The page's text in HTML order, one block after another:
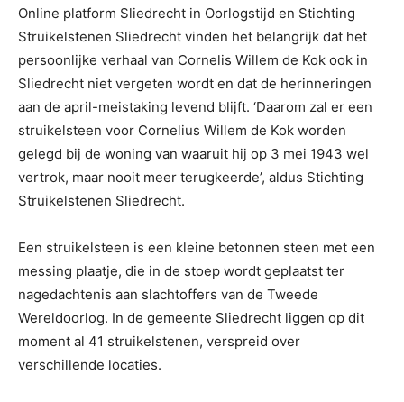
Online platform Sliedrecht in Oorlogstijd en Stichting
Struikelstenen Sliedrecht vinden het belangrijk dat het
persoonlijke verhaal van Cornelis Willem de Kok ook in
Sliedrecht niet vergeten wordt en dat de herinneringen
aan de april-meistaking levend blijft. ‘Daarom zal er een
struikelsteen voor Cornelius Willem de Kok worden
gelegd bij de woning van waaruit hij op 3 mei 1943 wel
vertrok, maar nooit meer terugkeerde’, aldus Stichting
Struikelstenen Sliedrecht.
Een struikelsteen is een kleine betonnen steen met een
messing plaatje, die in de stoep wordt geplaatst ter
nagedachtenis aan slachtoffers van de Tweede
Wereldoorlog. In de gemeente Sliedrecht liggen op dit
moment al 41 struikelstenen, verspreid over
verschillende locaties.